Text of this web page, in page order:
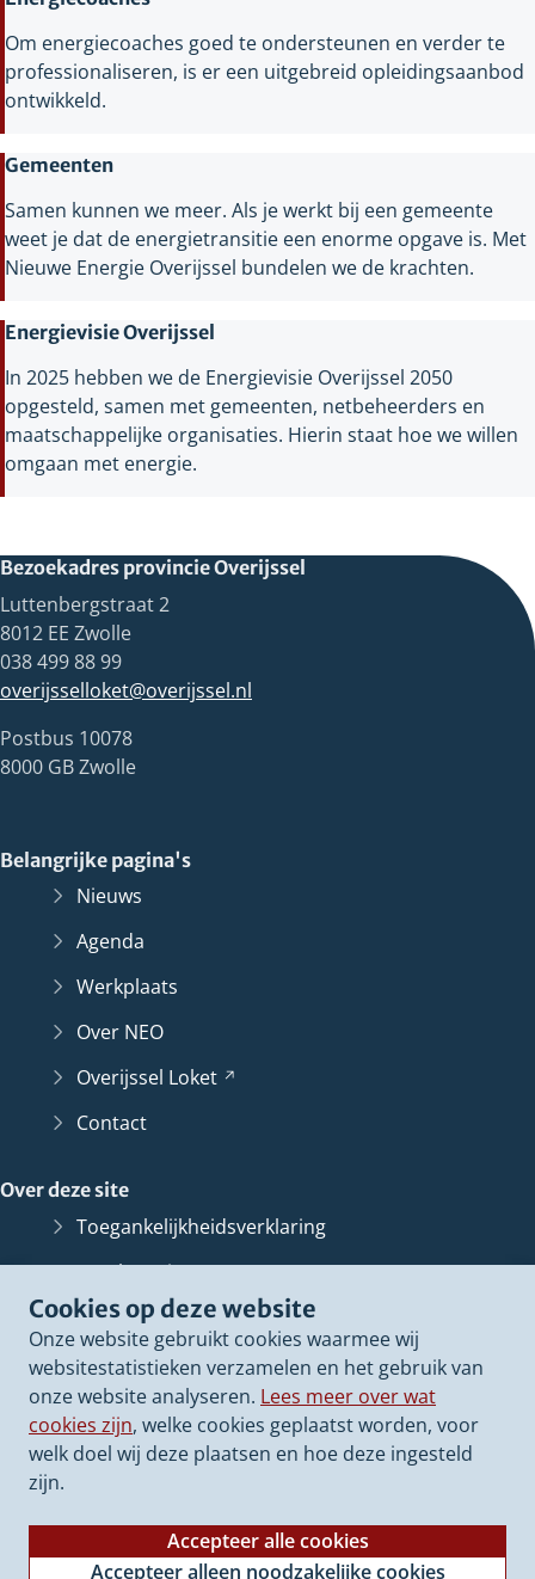
Cookies op deze website
Onze website gebruikt cookies waarmee wij
websitestatistieken verzamelen en het gebruik van
onze website analyseren. Lees meer over wat
cookies zijn, welke cookies geplaatst worden, voor
welk doel wij deze plaatsen en hoe deze ingesteld
zijn.
Accepteer alle cookies
Accepteer alleen noodzakelijke cookies
Om energiecoaches goed te ondersteunen en verder te
professionaliseren, is er een uitgebreid opleidingsaanbod
ontwikkeld.
Gemeenten
Samen kunnen we meer. Als je werkt bij een gemeente
weet je dat de energietransitie een enorme opgave is. Met
Nieuwe Energie Overijssel bundelen we de krachten.
Energievisie Overijssel
In 2025 hebben we de Energievisie Overijssel 2050
opgesteld, samen met gemeenten, netbeheerders en
maatschappelijke organisaties. Hierin staat hoe we willen
omgaan met energie.
Bezoekadres provincie Overijssel
Luttenbergstraat 2
8012 EE Zwolle
038 499 88 99
overijsselloket@overijssel.nl
Postbus 10078
8000 GB Zwolle
Belangrijke pagina's
Nieuws
Agenda
Werkplaats
Over NEO
Overijssel Loket
Contact
Over deze site
Toegankelijkheidsverklaring
Bescherming persoonsgegevens
Informatiebeveiliging
Proclaimer
Cookieverklaring
Archief van dezewebsite
(Verwijst
andere
website)